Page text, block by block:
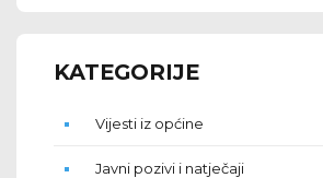
KATEGORIJE
Vijesti iz općine
Javni pozivi i natječaji